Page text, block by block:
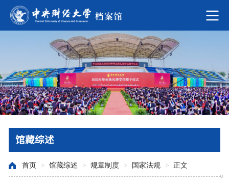
馆藏综述
首页 > 馆藏综述 > 规章制度 > 国家法规 > 正文